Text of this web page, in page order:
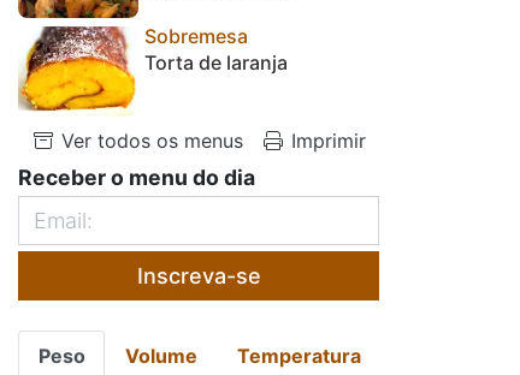
Sobremesa
Torta de laranja
Ver todos os menus Imprimir
Receber o menu do dia
Inscreva-se
Peso Volume Temperatura